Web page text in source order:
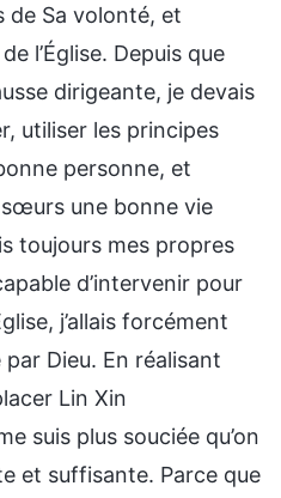
de Sa volonté, et
l’Église. Depuis que
dirigeante, je devais
utiliser les principes
personne, et
une bonne vie
toujours mes propres
d’intervenir pour
j’allais forcément
Dieu. En réalisant
Lin Xin
suis plus souciée qu’on
et suffisante. Parce que